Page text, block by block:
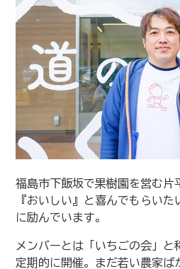
福島市下飯坂で果樹園を営む片
『おいしい』と喜んでもらい
に励んでいます。
メンバーとは「いちごの会」と
定期的に開催。まだ若い農家ば